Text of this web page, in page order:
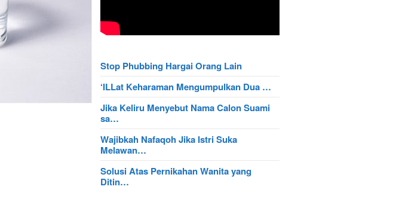
Stop Phubbing Hargai Orang Lain
‘ILLat Keharaman Mengumpulkan Dua …
Jika Keliru Menyebut Nama Calon Suami
sa…
Wajibkah Nafaqoh Jika Istri Suka
Melawan…
Solusi Atas Pernikahan Wanita yang
Ditin…